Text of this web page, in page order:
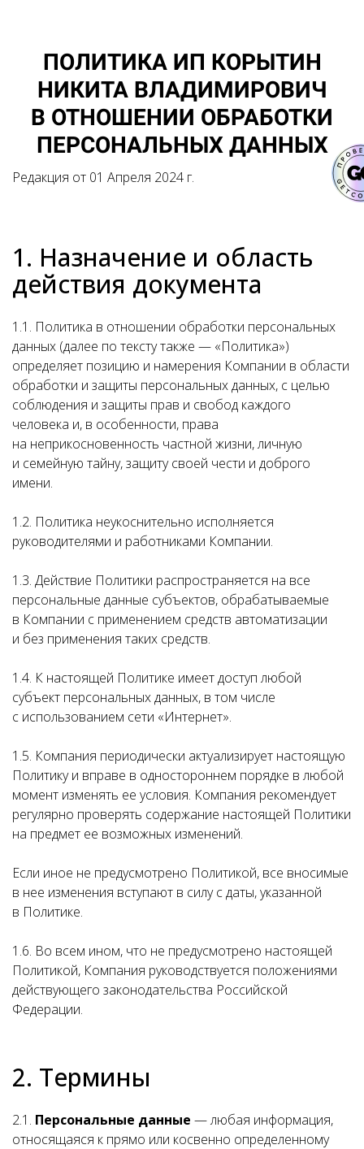
ПОЛИТИКА ИП КОРЫТИН
НИКИТА ВЛАДИМИРОВИЧ
В ОТНОШЕНИИ ОБРАБОТКИ
ПЕРСОНАЛЬНЫХ ДАННЫХ
Редакция от 01 Апреля 2024 г.
1. Назначение и область
действия документа
1.1. Политика в отношении обработки персональных
данных (далее по тексту также — «Политика»)
определяет позицию и намерения Компании в области
обработки и защиты персональных данных, с целью
соблюдения и защиты прав и свобод каждого
человека и, в особенности, права
на неприкосновенность частной жизни, личную
и семейную тайну, защиту своей чести и доброго
имени.
1.2. Политика неукоснительно исполняется
руководителями и работниками Компании.
1.3. Действие Политики распространяется на все
персональные данные субъектов, обрабатываемые
в Компании с применением средств автоматизации
и без применения таких средств.
1.4. К настоящей Политике имеет доступ любой
субъект персональных данных, в том числе
с использованием сети «Интернет».
1.5. Компания периодически актуализирует настоящую
Политику и вправе в одностороннем порядке в любой
момент изменять ее условия. Компания рекомендует
регулярно проверять содержание настоящей Политики
на предмет ее возможных изменений.
Если иное не предусмотрено Политикой, все вносимые
в нее изменения вступают в силу с даты, указанной
в Политике.
1.6. Во всем ином, что не предусмотрено настоящей
Политикой, Компания руководствуется положениями
действующего законодательства Российской
Федерации.
2. Термины
2.1. Персональные данные — любая информация,
относящаяся к прямо или косвенно определенному